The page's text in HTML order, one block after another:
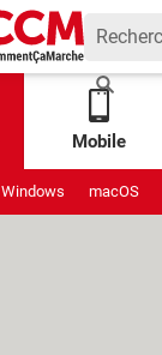
Mobile
Windows macOS